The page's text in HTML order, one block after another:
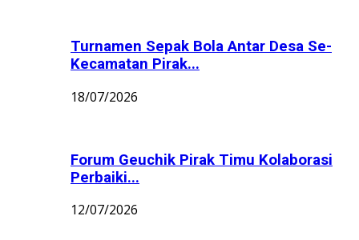
Turnamen Sepak Bola Antar Desa Se-
Kecamatan Pirak...
18/07/2026
Forum Geuchik Pirak Timu Kolaborasi
Perbaiki...
12/07/2026